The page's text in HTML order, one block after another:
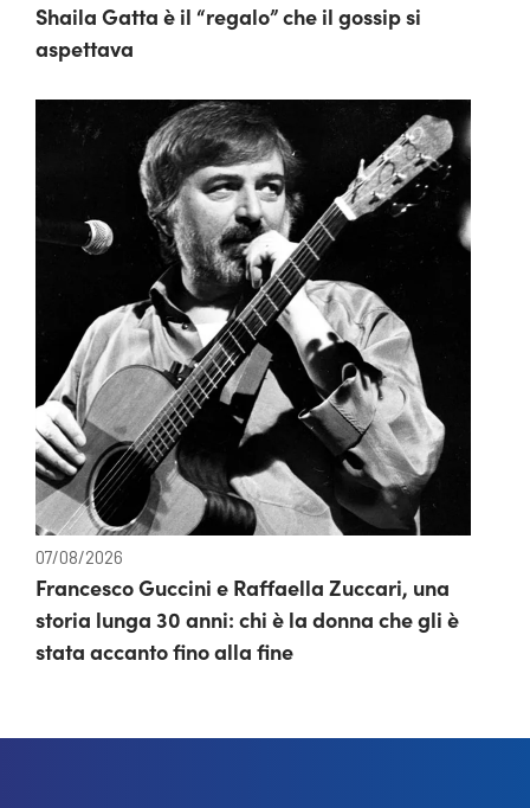
Shaila Gatta è il “regalo” che il gossip si
aspettava
07/08/2026
Francesco Guccini e Raffaella Zuccari, una
storia lunga 30 anni: chi è la donna che gli è
stata accanto fino alla fine